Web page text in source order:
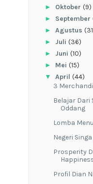
► Oktober (9)
► September
► Agustus
► Juli (36)
► Juni (10)
► Mei (15)
▼ April (44)
3
Belajar Dari
Oddang
Lomba
Negeri
Prosperity
Profil Dian